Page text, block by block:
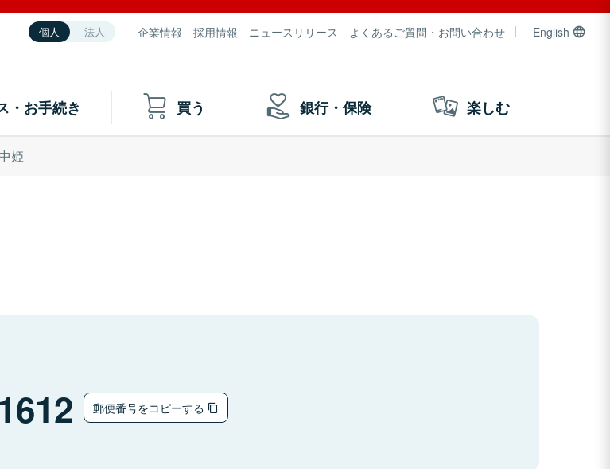
個人 法人 企業情報 採用情報 ニュースリリース よくあるご質問・お問い合わせ English
・お手続き 買う 銀行・保険 楽しむ
姫
郵便番号をコピーする